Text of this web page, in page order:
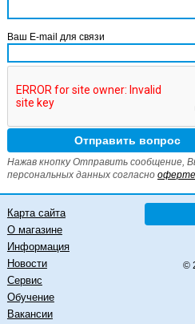
Ваш E-mail для связи
Нажав кнопку Отправить сообщение,
персональных данных согласно оферте
©
Карта сайта
О магазине
Информация
Новости
Сервис
Обучение
Вакансии